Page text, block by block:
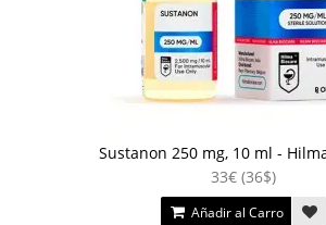
Sustanon 250 mg, 10 ml -
33€ (36$)
Añadir al Carro